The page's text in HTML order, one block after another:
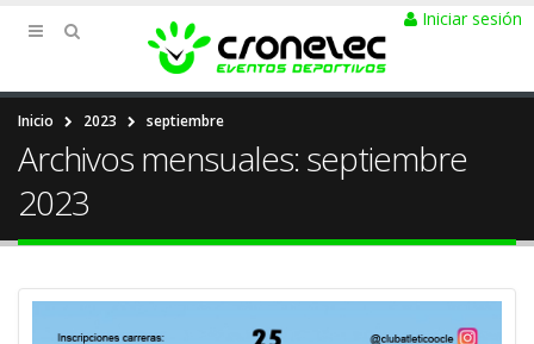
Iniciar sesión
Inicio 2023 septiembre
Archivos mensuales: septiembre
2023